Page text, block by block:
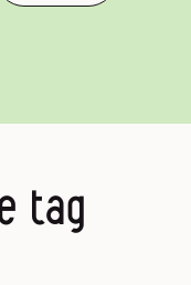
tag